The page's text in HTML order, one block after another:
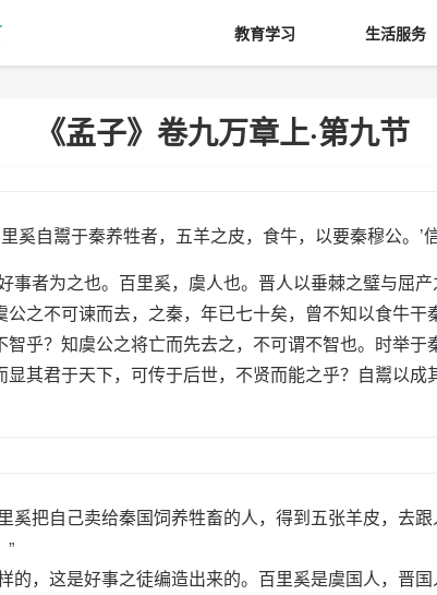
教育学习 生活服务
《孟子》卷九万章上·第九节
自鬻于秦养牲者，五羊之皮，食牛，以要秦穆公。’
者为之也。百里奚，虞人也。晋人以垂棘之璧与屈产
公之不可谏而去，之秦，年已七十矣，曾不知以食牛干
乎？知虞公之将亡而先去之，不可谓不智也。时举于
其君于天下，可传于后世，不贤而能之乎？自鬻以成
把自己卖给秦国饲养牲畜的人，得到五张羊皮，去
”
，这是好事之徒编造出来的。百里奚是虞国人，晋国